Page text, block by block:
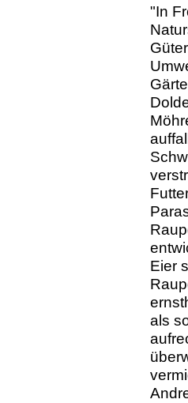
"In
Eier
als